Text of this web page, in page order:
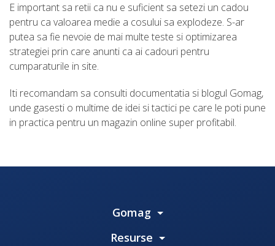
E important sa retii ca nu e suficient sa setezi un cadou
pentru ca valoarea medie a cosului sa explodeze. S-ar
putea sa fie nevoie de mai multe teste si optimizarea
strategiei prin care anunti ca ai cadouri pentru
cumparaturile in site.
Iti recomandam sa consulti documentatia si blogul Gomag,
unde gasesti o multime de idei si tactici pe care le poti pune
in practica pentru un magazin online super profitabil.
Gomag
Resurse